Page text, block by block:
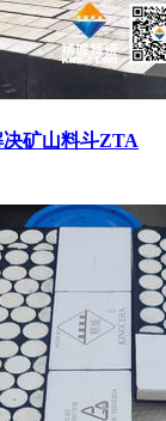
矿山料斗ZTA